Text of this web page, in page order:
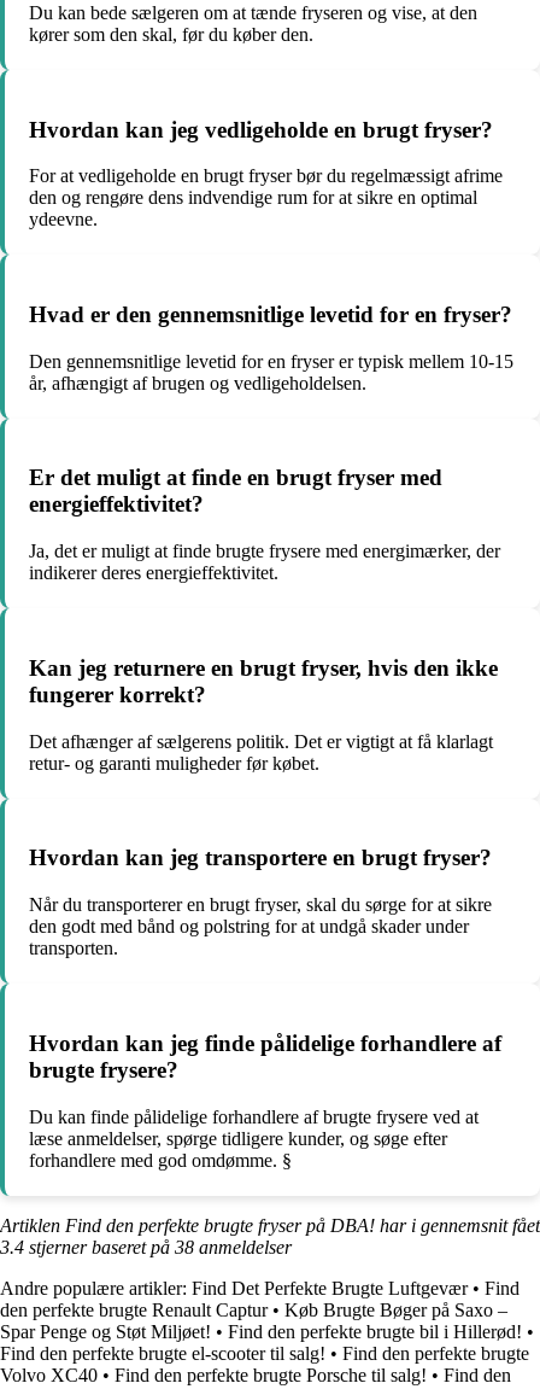
Du kan bede sælgeren om at tænde fryseren og vise, at den
kører som den skal, før du køber den.
Hvordan kan jeg vedligeholde en brugt fryser?
For at vedligeholde en brugt fryser bør du regelmæssigt afrime
den og rengøre dens indvendige rum for at sikre en optimal
ydeevne.
Hvad er den gennemsnitlige levetid for en fryser?
Den gennemsnitlige levetid for en fryser er typisk mellem 10-15
år, afhængigt af brugen og vedligeholdelsen.
Er det muligt at finde en brugt fryser med
energieffektivitet?
Ja, det er muligt at finde brugte frysere med energimærker, der
indikerer deres energieffektivitet.
Kan jeg returnere en brugt fryser, hvis den ikke
fungerer korrekt?
Det afhænger af sælgerens politik. Det er vigtigt at få klarlagt
retur- og garanti muligheder før købet.
Hvordan kan jeg transportere en brugt fryser?
Når du transporterer en brugt fryser, skal du sørge for at sikre
den godt med bånd og polstring for at undgå skader under
transporten.
Hvordan kan jeg finde pålidelige forhandlere af
brugte frysere?
Du kan finde pålidelige forhandlere af brugte frysere ved at
læse anmeldelser, spørge tidligere kunder, og søge efter
forhandlere med god omdømme. §
Artiklen Find den perfekte brugte fryser på DBA! har i gennemsnit fået
3.4 stjerner baseret på 38 anmeldelser
Andre populære artikler: Find Det Perfekte Brugte Luftgevær• Find
den perfekte brugte Renault Captur• Køb Brugte Bøger på Saxo –
Spar Penge og Støt Miljøet! • Find den perfekte brugte bil i Hillerød! •
Find den perfekte brugte el-scooter til salg! • Find den perfekte brugte
Volvo XC40 • Find den perfekte brugte Porsche til salg! • Find den